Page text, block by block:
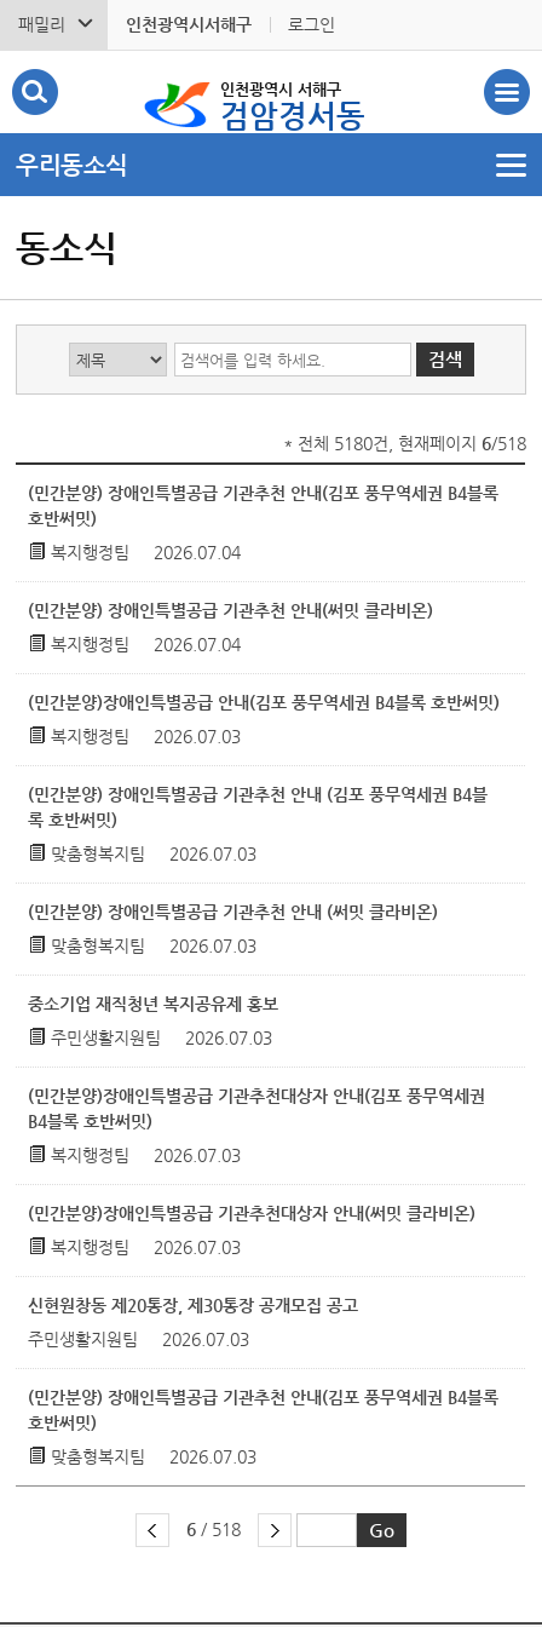
패밀리 인천광역시서해구 로그인
인천광역시 서해구
검암경서동
우리동소식
동소식
* 전체 5180건, 현재페이지 6/518
(민간분양) 장애인특별공급 기관추천 안내(김포 풍무역세권 B4블록
호반써밋)
복지행정팀
2026.07.04
(민간분양) 장애인특별공급 기관추천 안내(써밋 클라비온)
복지행정팀
2026.07.04
(민간분양)장애인특별공급 안내(김포 풍무역세권 B4블록 호반써밋)
복지행정팀
2026.07.03
(민간분양) 장애인특별공급 기관추천 안내 (김포 풍무역세권 B4블
록 호반써밋)
맞춤형복지팀
2026.07.03
(민간분양) 장애인특별공급 기관추천 안내 (써밋 클라비온)
맞춤형복지팀
2026.07.03
중소기업 재직청년 복지공유제 홍보
주민생활지원팀
2026.07.03
(민간분양)장애인특별공급 기관추천대상자 안내(김포 풍무역세권
B4블록 호반써밋)
복지행정팀
2026.07.03
(민간분양)장애인특별공급 기관추천대상자 안내(써밋 클라비온)
복지행정팀
2026.07.03
신현원창동 제20통장, 제30통장 공개모집 공고
주민생활지원팀
2026.07.03
(민간분양) 장애인특별공급 기관추천 안내(김포 풍무역세권 B4블록
호반써밋)
맞춤형복지팀
2026.07.03
6 / 518